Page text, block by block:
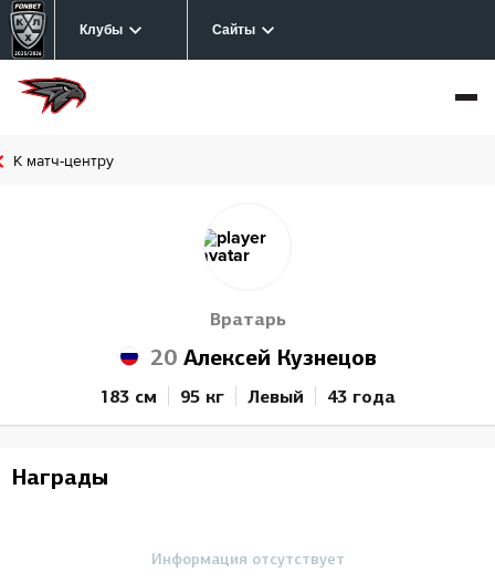
Клубы Сайты
К матч-центру
Вратарь
20Алексей Кузнецов
183 см 95 кг Левый 43 года
Награды
Информация отсутствует